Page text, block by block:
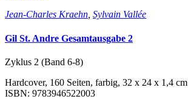
Jean-Charles Kraehn, Sylvain Vallée
Gil St. Andre Gesamtausgabe 2
Zyklus 2 (Band 6-8)
Hardcover, 160 Seiten, farbig, 32 x 24 x 1,4 cm
ISBN: 9783946522003